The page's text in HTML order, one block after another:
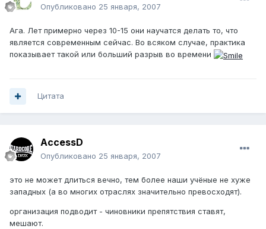
Опубликовано 25 января, 2007
Ага. Лет примерно через 10-15 они научатся делать то, что
является современным сейчас. Во всяком случае, практика
показывает такой или больший разрыв во времени
Цитата
AccessD
Опубликовано 25 января, 2007
это не может длиться вечно, тем более наши учёные не хуже
западных (а во многих отраслях значительно превосходят).
организация подводит - чиновники препятствия ставят,
мешают.